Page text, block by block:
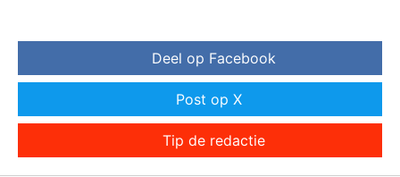
Deel op Facebook
Post op X
Tip de redactie